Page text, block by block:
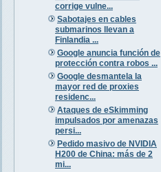
corrige vulne...
Sabotajes en cables
submarinos llevan a
Finlandia ...
Google anuncia función de
protección contra robos ...
Google desmantela la
mayor red de proxies
residenc...
Ataques de eSkimming
impulsados por amenazas
persi...
Pedido masivo de NVIDIA
H200 de China: más de 2
mi...